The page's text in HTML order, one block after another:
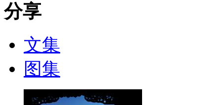
分享
文集
图集